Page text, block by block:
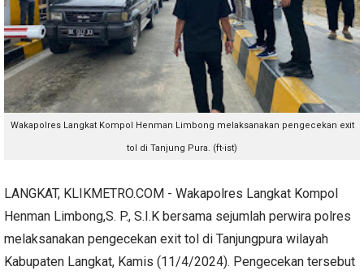
Wakapolres Langkat Kompol Henman Limbong melaksanakan pengecekan exit
tol di Tanjung Pura. (ft-ist)
LANGKAT, KLIKMETRO.COM - Wakapolres Langkat Kompol
Henman Limbong,S. P., S.I.K bersama sejumlah perwira polres
melaksanakan pengecekan exit tol di Tanjungpura wilayah
Kabupaten Langkat, Kamis (11/4/2024). Pengecekan tersebut